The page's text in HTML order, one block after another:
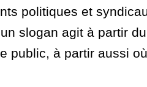
politiques et
slogan agit à partir
public, à partir aussi